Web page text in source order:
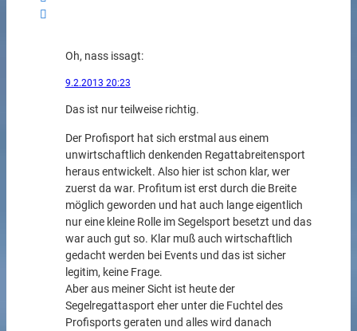
Oh, nass issagt:
9.2.2013 20:23
Das ist nur teilweise richtig.
Der Profisport hat sich erstmal aus einem
unwirtschaftlich denkenden Regattabreitensport
heraus entwickelt. Also hier ist schon klar, wer
zuerst da war. Profitum ist erst durch die Breite
möglich geworden und hat auch lange eigentlich
nur eine kleine Rolle im Segelsport besetzt und das
war auch gut so. Klar muß auch wirtschaftlich
gedacht werden bei Events und das ist sicher
legitim, keine Frage.
Aber aus meiner Sicht ist heute der
Segelregattasport eher unter die Fuchtel des
Profisports geraten und alles wird danach